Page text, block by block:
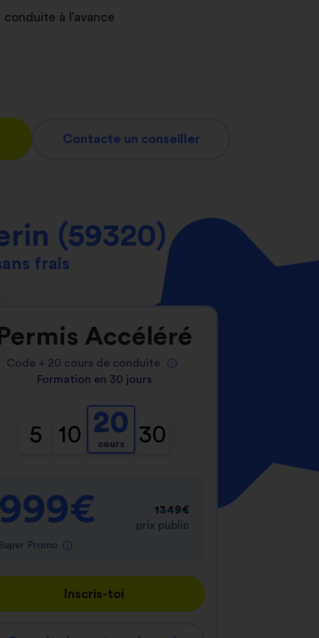
vos paramètres de confidentialité, en
à l’avance
Contacte un conseiller
(59320)
frais
Permis Accéléré
Code + 20 cours de conduite
Formation en 30 jours
5 10 20
cours 30
999€
Super Promo
1349€
prix public
Inscris-toi